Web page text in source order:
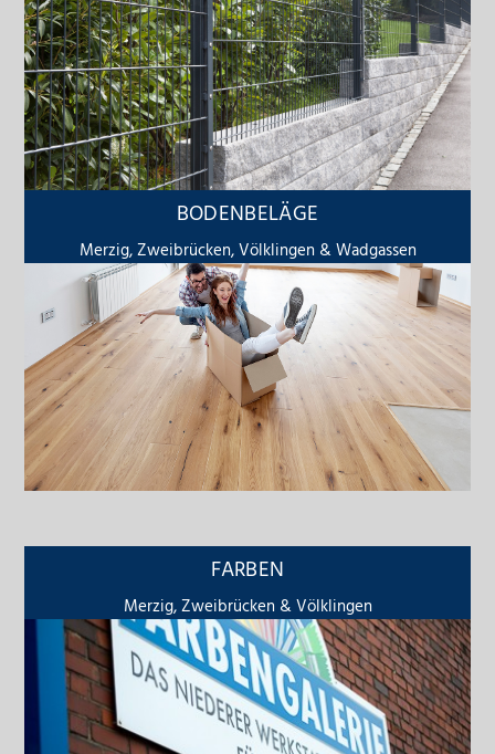
BODENBELÄGE
Merzig, Zweibrücken, Völklingen & Wadgassen
FARBEN
Merzig, Zweibrücken & Völklingen